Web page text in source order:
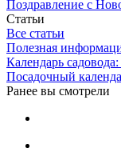
Поздравление с
Статьи
Все статьи
Полезная
Календарь
Посадочный
Ранее вы смотрели